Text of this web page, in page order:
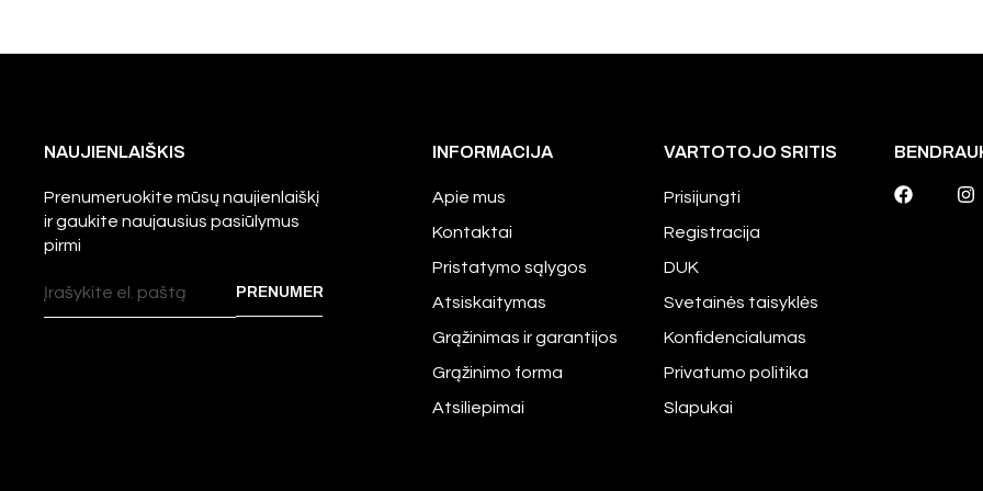
NAUJIENLAIŠKIS
Prenumeruokite mūsų naujienlaiškį
ir gaukite naujausius pasiūlymus
pirmi
INFORMACIJA
Apie mus
Kontaktai
Pristatymo sąlygos
Atsiskaitymas
Grąžinimas ir garantijos
Grąžinimo forma
Atsiliepimai
VARTOTOJO SRITIS
Prisijungti
Registracija
DUK
Svetainės taisyklės
Konfidencialumas
Privatumo politika
Slapukai